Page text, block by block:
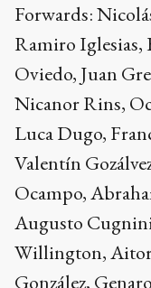
Forwards:
Ramiro Iglesias,
Oviedo, Juan
Nicanor Rins,
Luca Dugo,
Valentín
Ocampo,
Augusto
Willington, Aitor
González,